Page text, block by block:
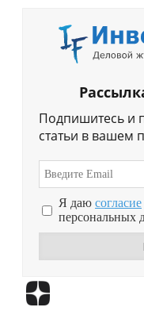
Подпишитесь и
статьи в вашем
Я даю согласие
персональных